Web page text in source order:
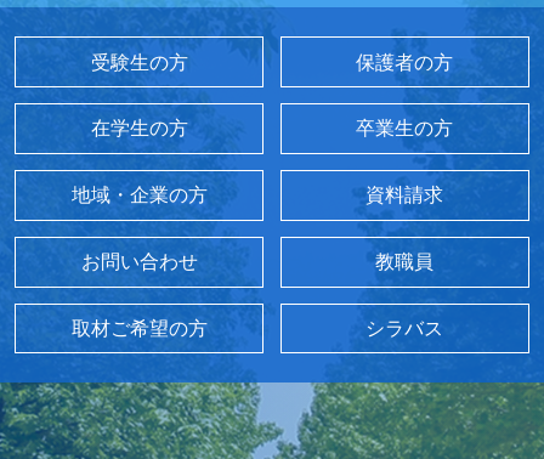
受験生の方 保護者の方
在学生の方 卒業生の方
地域・企業の方 資料請求
お問い合わせ 教職員
取材ご希望の方 シラバス